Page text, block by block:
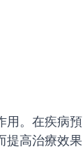
用。在疾病預
提高治療效果